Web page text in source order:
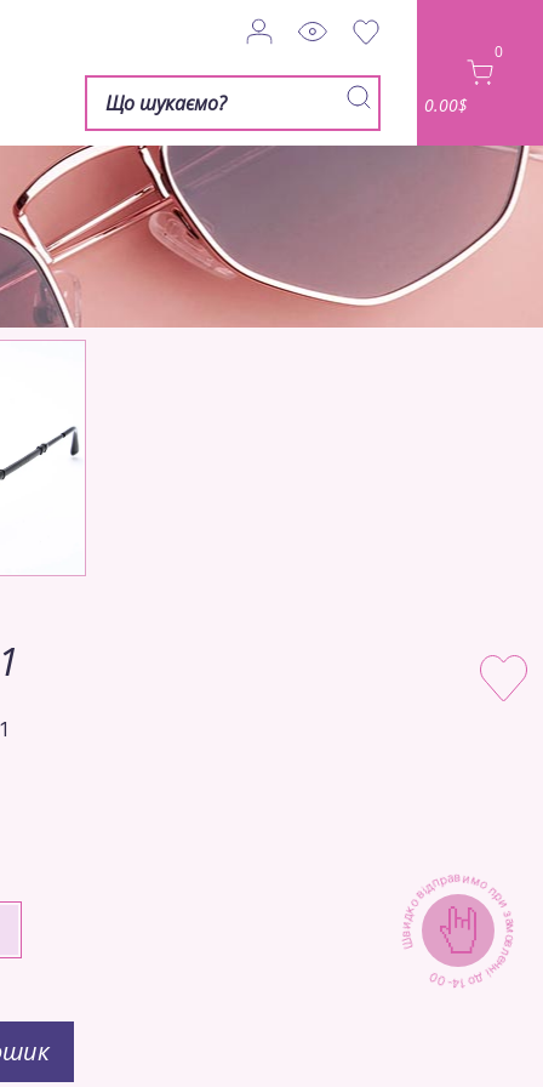
0
0.00$
Швидко відправимо при замовленні до 14-00